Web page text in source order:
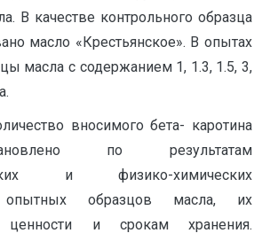
В качестве контрольного образца
масло «Крестьянское». В опытах
масла с содержанием 1, 1.3, 1.5, 3,
вносимого бета- каротина
по результатам
и физико-химических
опытных образцов масла, их
ценности и срокам хранения.